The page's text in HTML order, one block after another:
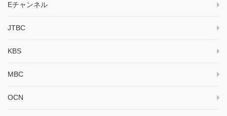
Eチャンネル
JTBC
KBS
MBC
OCN